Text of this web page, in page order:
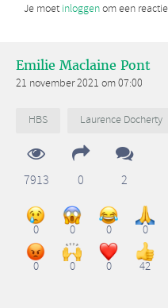
Je moet inloggenom een
Emilie Maclaine Pont
21 november 2021 om 07:00
HBS Laurence Docherty
7913 0 2
0 0 0 0
0 0 0 42